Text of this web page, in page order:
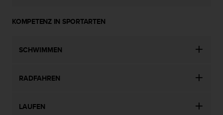
KOMPETENZ IN SPORTARTEN
SCHWIMMEN
RADFAHREN
LAUFEN